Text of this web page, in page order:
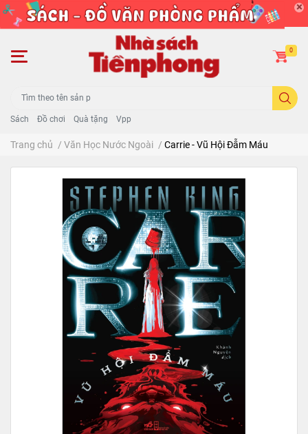
Sách Đồ chơi Quà tặng Vpp
0
Trang chủ / Văn Học Nước Ngoài / Carrie - Vũ Hội Đẫm Máu